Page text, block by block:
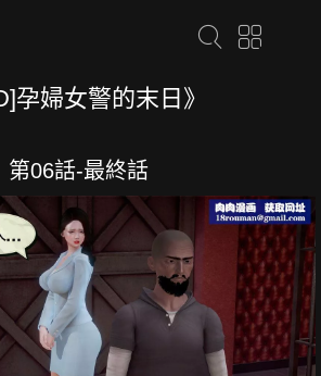
孕婦女警的末日》
第06話-最終話